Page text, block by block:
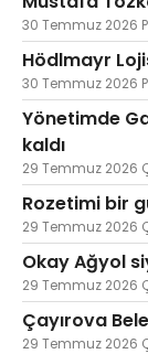
30 Temmuz 2026
Hödlmayr
30 Temmuz 2026
Yönetimde
kaldı
29 Temmuz 2026
Rozetimi bir
29 Temmuz 2026
Okay Ağyol
29 Temmuz 2026
Çayırova
29 Temmuz 2026